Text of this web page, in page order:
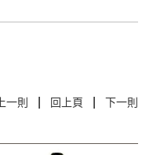
上一則 回上頁 下一則